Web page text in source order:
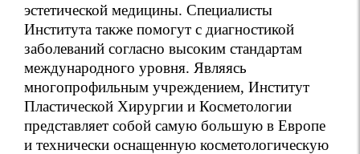
эстетической медицины. Специалисты
Института также помогут с диагностикой
заболеваний согласно высоким стандартам
международного уровня. Являясь
многопрофильным учреждением, Институт
Пластической Хирургии и Косметологии
представляет собой самую большую в Европе
и технически оснащенную косметологическую